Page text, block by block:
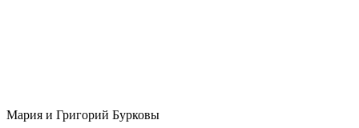
Мария и Григорий Бурковы